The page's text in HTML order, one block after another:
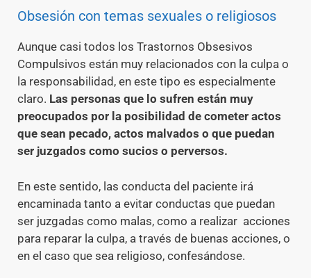
Obsesión con temas sexuales o religiosos
Aunque casi todos los Trastornos Obsesivos
Compulsivos están muy relacionados con la culpa o
la responsabilidad, en este tipo es especialmente
claro. Las personas que lo sufren están muy
preocupados por la posibilidad de cometer actos
que sean pecado, actos malvados o que puedan
ser juzgados como sucios o perversos.
En este sentido, las conducta del paciente irá
encaminada tanto a evitar conductas que puedan
ser juzgadas como malas, como a realizar acciones
para reparar la culpa, a través de buenas acciones, o
en el caso que sea religioso, confesándose.